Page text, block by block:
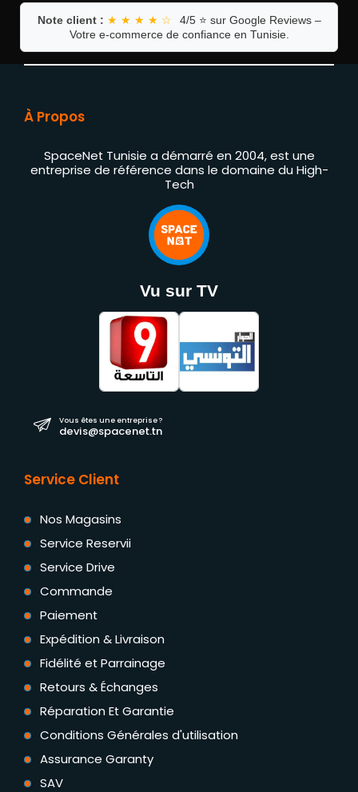
Note client : ★ ★ ★ ★ ☆
4/5 ⭐ sur Google Reviews –
Votre e-commerce de confiance en Tunisie.
À Propos
SpaceNet Tunisie a démarré en 2004, est une
entreprise de référence dans le domaine du High-
Tech
Vu sur TV
Vous êtes une entreprise ?
devis@spacenet.tn
Service Client
Nos Magasins
Service Reservii
Service Drive
Commande
Paiement
Expédition & Livraison
Fidélité et Parrainage
Retours & Échanges
Réparation Et Garantie
Conditions Générales d'utilisation
Assurance Garanty
SAV